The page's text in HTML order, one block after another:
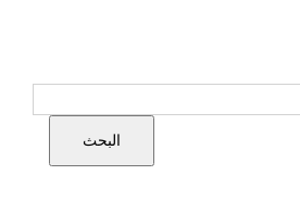
البحث